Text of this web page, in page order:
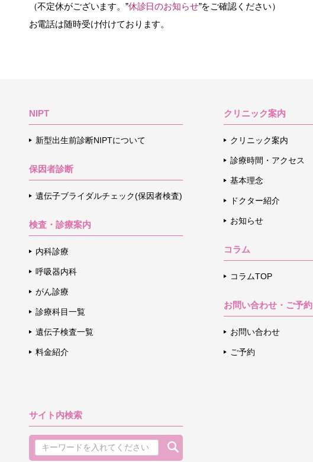
（不定休がございます。”休診日のお知らせ”をご確認ください）
お電話は随時受け付けております。
NIPT
新型出生前診断NIPTについて
保因者診断
遺伝子ブライダルチェック(保因者検査)
検査・診療案内
内科診療
呼吸器内科
がん診療
診療科目一覧
遺伝子検査一覧
料金紹介
サイト内検索
クリニック案内
クリニック案内
診療時間・アクセス
基本理念
ドクター紹介
お知らせ
コラム
コラムTOP
お問い合わせ・ご予約
お問い合わせ
ご予約